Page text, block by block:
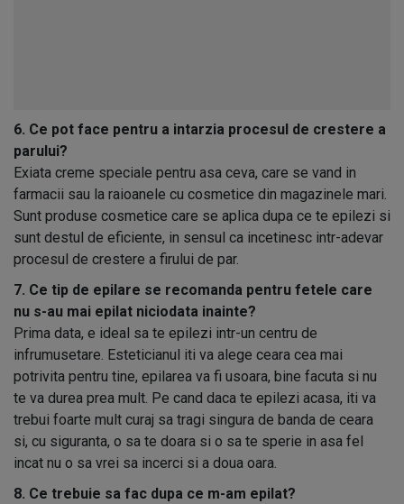
6. Ce pot face pentru a intarzia procesul de crestere a
parului?
Exiata creme speciale pentru asa ceva, care se vand in
farmacii sau la raioanele cu cosmetice din magazinele mari.
Sunt produse cosmetice care se aplica dupa ce te epilezi si
sunt destul de eficiente, in sensul ca incetinesc intr-adevar
procesul de crestere a firului de par.
7. Ce tip de epilare se recomanda pentru fetele care
nu s-au mai epilat niciodata inainte?
Prima data, e ideal sa te epilezi intr-un centru de
infrumusetare. Esteticianul iti va alege ceara cea mai
potrivita pentru tine, epilarea va fi usoara, bine facuta si nu
te va durea prea mult. Pe cand daca te epilezi acasa, iti va
trebui foarte mult curaj sa tragi singura de banda de ceara
si, cu siguranta, o sa te doara si o sa te sperie in asa fel
incat nu o sa vrei sa incerci si a doua oara.
8. Ce trebuie sa fac dupa ce m-am epilat?